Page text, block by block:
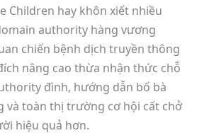
Children hay khôn xiết nhiều
authority hàng vương
chiến bệnh dịch truyền thông
nâng cao thừa nhận thức chỗ
đình, hướng dẫn bố bà
và toàn thị trường cơ hội cất chở
hiệu quả hơn.